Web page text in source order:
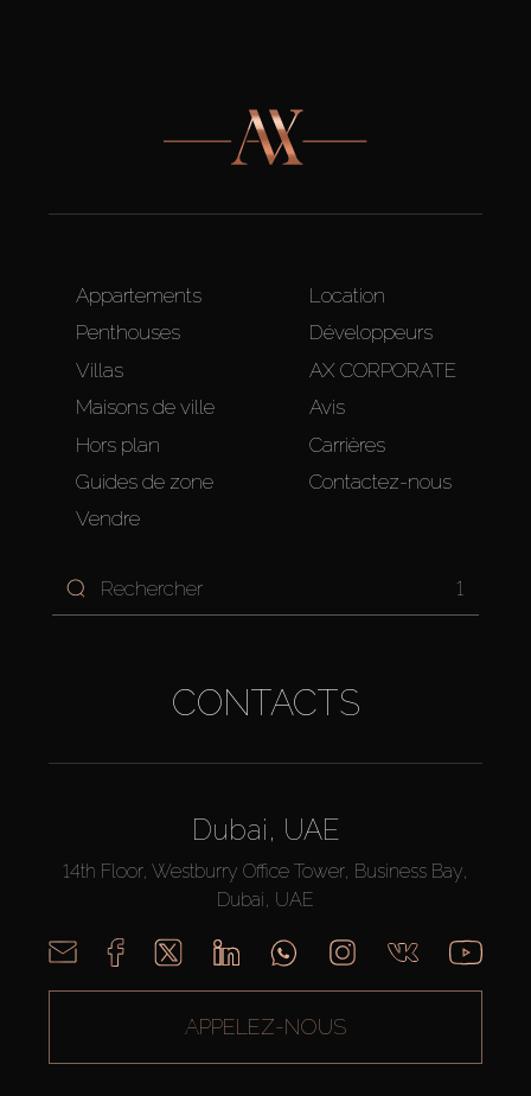
Appartements
Penthouses
Villas
Maisons de ville
Hors plan
Guides de zone
Vendre
Location
Développeurs
AX CORPORATE
Avis
Carrières
Contactez-nous
1
CONTACTS
Dubai, UAE
14th Floor, Westburry Office Tower, Business Bay,
Dubai, UAE
APPELEZ-NOUS